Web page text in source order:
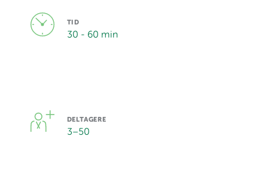
TID
30 - 60 min
DELTAGERE
3–50